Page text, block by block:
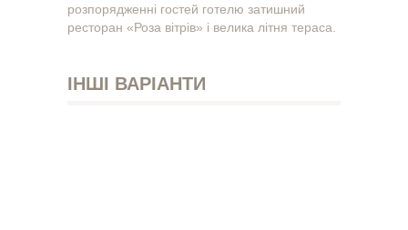
розпорядженні гостей готелю затишний
ресторан «Роза вітрів» і велика літня тераса.
ІНШІ ВАРІАНТИ